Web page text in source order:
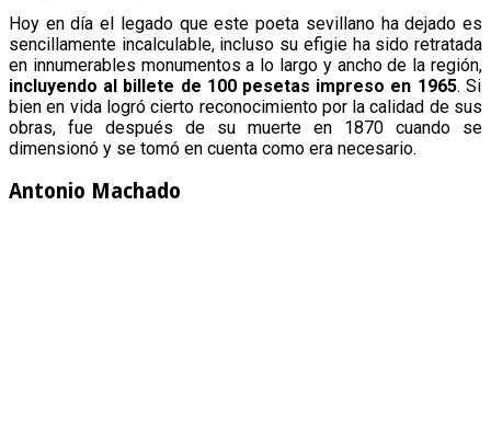
Hoy en día el legado que este poeta sevillano ha dejado es
sencillamente incalculable, incluso su efigie ha sido retratada
en innumerables monumentos a lo largo y ancho de la región,
incluyendo al billete de 100 pesetas impreso en 1965. Si
bien en vida logró cierto reconocimiento por la calidad de sus
obras, fue después de su muerte en 1870 cuando se
dimensionó y se tomó en cuenta como era necesario.
Antonio Machado